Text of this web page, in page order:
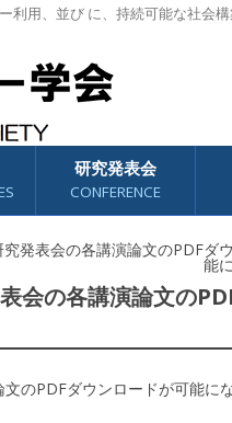
用、並び に、持続可能な社会
研究発表会
CONFERENCE
発表会の各講演論文のPDFダ
能
会の各講演論文の
のPDFダウンロードが可能に